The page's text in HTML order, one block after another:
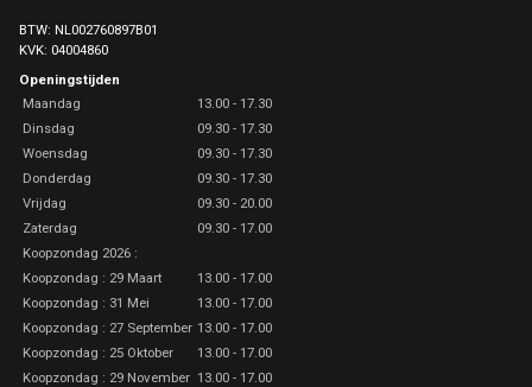
BTW: NL002760897B01
KVK: 04004860
Openingstijden
Maandag
13.00 - 17.30
Dinsdag
09.30 - 17.30
Woensdag
09.30 - 17.30
Donderdag
09.30 - 17.30
Vrijdag
09.30 - 20.00
Zaterdag
09.30 - 17.00
Koopzondag 2026 :
Koopzondag : 29 Maart
13.00 - 17.00
Koopzondag : 31 Mei
13.00 - 17.00
Koopzondag : 27 September 13.00 - 17.00
Koopzondag : 25 Oktober
13.00 - 17.00
Koopzondag : 29 November 13.00 - 17.00